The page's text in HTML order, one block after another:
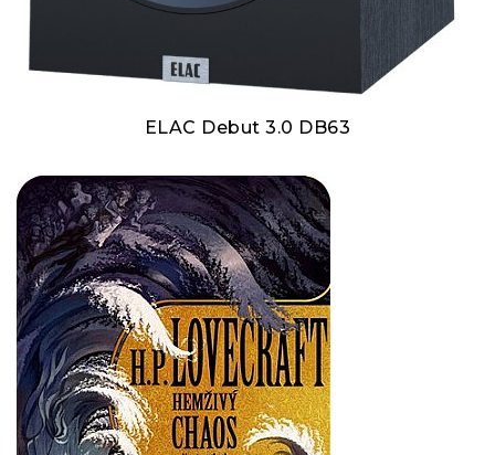
ELAC Debut 3.0 DB63